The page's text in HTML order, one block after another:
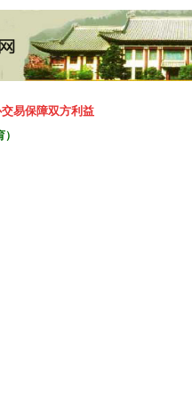
易保障双方利益